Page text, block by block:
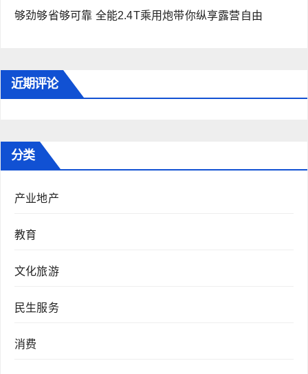
够劲够省够可靠 全能2.4T乘用炮带你纵享露营自由
近期评论
分类
产业地产
教育
文化旅游
民生服务
消费